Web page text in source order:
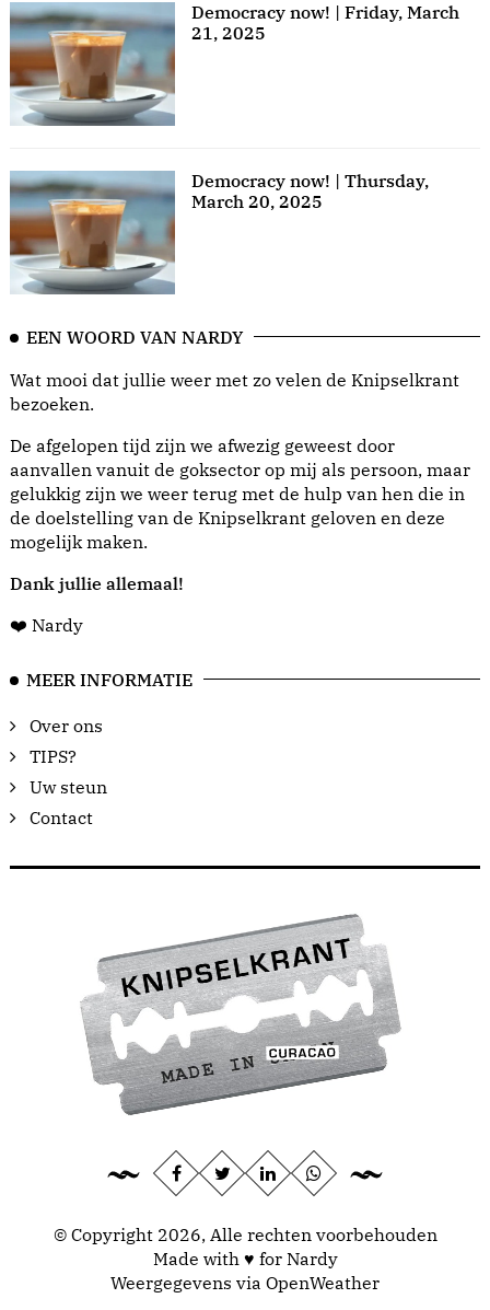
Democracy now! | Friday, March
21, 2025
Democracy now! | Thursday,
March 20, 2025
EEN WOORD VAN NARDY
Wat mooi dat jullie weer met zo velen de Knipselkrant
bezoeken.
De afgelopen tijd zijn we afwezig geweest door
aanvallen vanuit de goksector op mij als persoon, maar
gelukkig zijn we weer terug met de hulp van hen die in
de doelstelling van de Knipselkrant geloven en deze
mogelijk maken.
Dank jullie allemaal!
❤️ Nardy
MEER INFORMATIE
Over ons
TIPS?
Uw steun
Contact
© Copyright 2026, Alle rechten voorbehouden
Made with ♥ for Nardy
Weergegevens via OpenWeather